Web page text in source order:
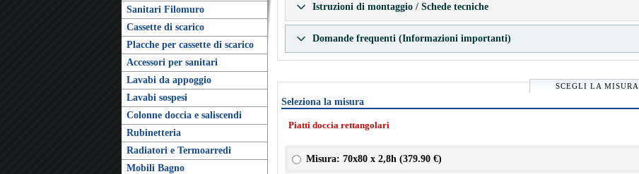
Sanitari Filomuro
Cassette di scarico
Placche per cassette di scarico
Accessori per sanitari
Lavabi da appoggio
Lavabi sospesi
Colonne doccia e saliscendi
Rubinetteria
Radiatori e Termoarredi
Mobili Bagno
Istruzioni di montaggio / Schede tecniche
Domande frequenti (Informazioni importanti)
SCEGLI LA MISURA
Seleziona la misura
Piatti doccia rettangolari
Misura: 70x80 x 2,8h (379.90 €)